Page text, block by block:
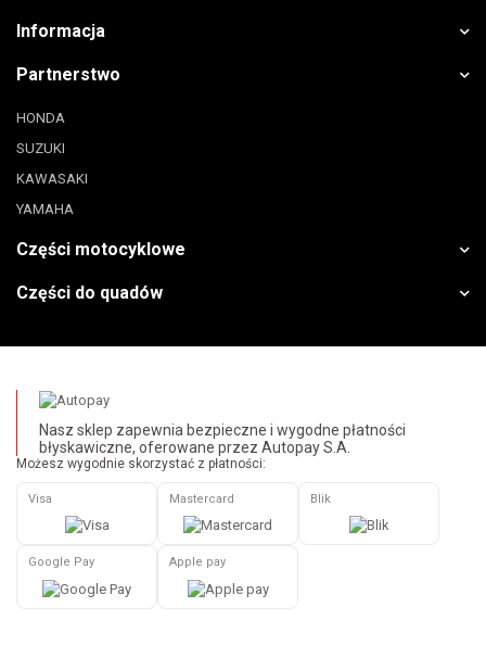
Informacja
Partnerstwo
HONDA
SUZUKI
KAWASAKI
YAMAHA
Części motocyklowe
Części do quadów
Nasz sklep zapewnia bezpieczne i wygodne płatności
błyskawiczne, oferowane przez Autopay S.A.
Możesz wygodnie skorzystać z płatności:
Visa Mastercard Blik
Google Pay Apple pay